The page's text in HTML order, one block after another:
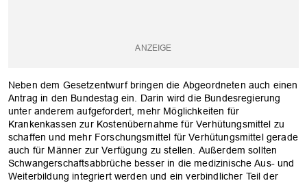
Neben dem Gesetzentwurf bringen die Abgeordneten auch einen
Antrag in den Bundestag ein. Darin wird die Bundesregierung
unter anderem aufgefordert, mehr Möglichkeiten für
Krankenkassen zur Kostenübernahme für Verhütungsmittel zu
schaffen und mehr Forschungsmittel für Verhütungsmittel gerade
auch für Männer zur Verfügung zu stellen. Außerdem sollten
Schwangerschaftsabbrüche besser in die medizinische Aus- und
Weiterbildung integriert werden und ein verbindlicher Teil der